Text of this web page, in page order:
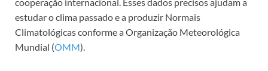
cooperação internacional. Esses dados precisos ajudam a
estudar o clima passado e a produzir Normais
Climatológicas conforme a Organização Meteorológica
Mundial (OMM).